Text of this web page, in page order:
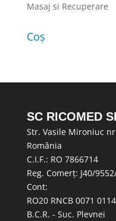
Masaj si Recuperare
Coș
SC RICOMED
Str. Vasile Mironiuc
România
C.I.F.: RO 7866714
Reg. Comerț: J40/
Cont:
RO20 RNCB 0071
B.C.R. - Suc. Plevnei